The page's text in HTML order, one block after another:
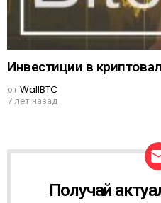
Инвестиции в
отWallBTC
7 лет назад
Получай